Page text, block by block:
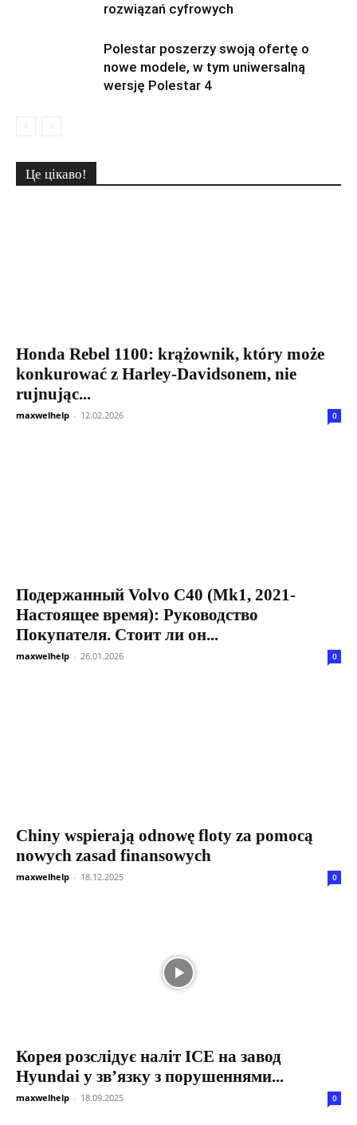
rozwiązań cyfrowych
Polestar poszerzy swoją ofertę o
nowe modele, w tym uniwersalną
wersję Polestar 4
Це цікаво!
Honda Rebel 1100: krążownik, który może
konkurować z Harley-Davidsonem, nie
rujnując...
maxwelhelp - 12.02.2026 0
Подержанный Volvo C40 (Mk1, 2021-
Настоящее время): Руководство
Покупателя. Стоит ли он...
maxwelhelp - 26.01.2026 0
Chiny wspierają odnowę floty za pomocą
nowych zasad finansowych
maxwelhelp - 18.12.2025 0
Корея розслідує наліт ICE на завод
Hyundai у зв’язку з порушеннями...
maxwelhelp - 18.09.2025 0